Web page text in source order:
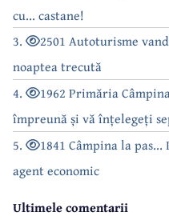
cu... castane!
3.
2501 Autoturisme
noaptea trecută
4.
1962 Primăria
împreună și vă înțelegeți
5.
1841 Câmpina la
agent economic
Ultimele comentarii